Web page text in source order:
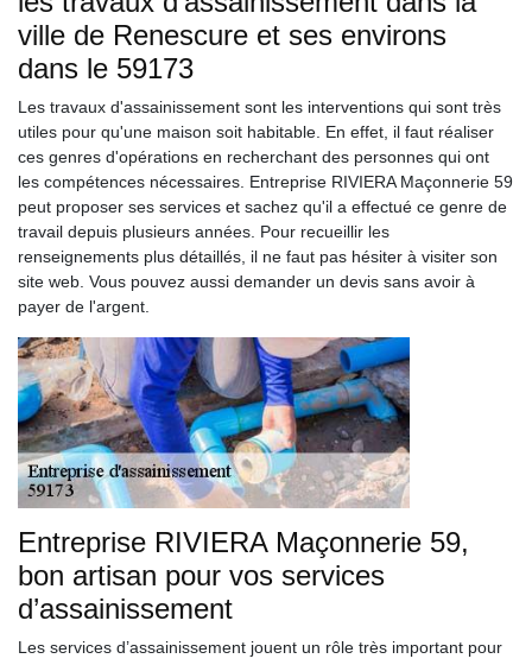
ville de Renescure et ses environs
dans le 59173
Les travaux d'assainissement sont les interventions qui sont très
utiles pour qu'une maison soit habitable. En effet, il faut réaliser
ces genres d'opérations en recherchant des personnes qui ont
les compétences nécessaires. Entreprise RIVIERA Maçonnerie 59
peut proposer ses services et sachez qu'il a effectué ce genre de
travail depuis plusieurs années. Pour recueillir les
renseignements plus détaillés, il ne faut pas hésiter à visiter son
site web. Vous pouvez aussi demander un devis sans avoir à
payer de l'argent.
Entreprise RIVIERA Maçonnerie 59,
bon artisan pour vos services
d’assainissement
Les services d’assainissement jouent un rôle très important pour